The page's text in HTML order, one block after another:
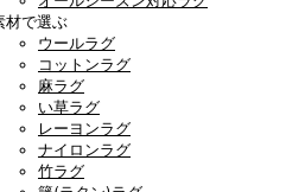
材で選ぶ
ウールラグ
コットンラグ
麻ラグ
い草ラグ
レーヨンラグ
ナイロンラグ
竹ラグ